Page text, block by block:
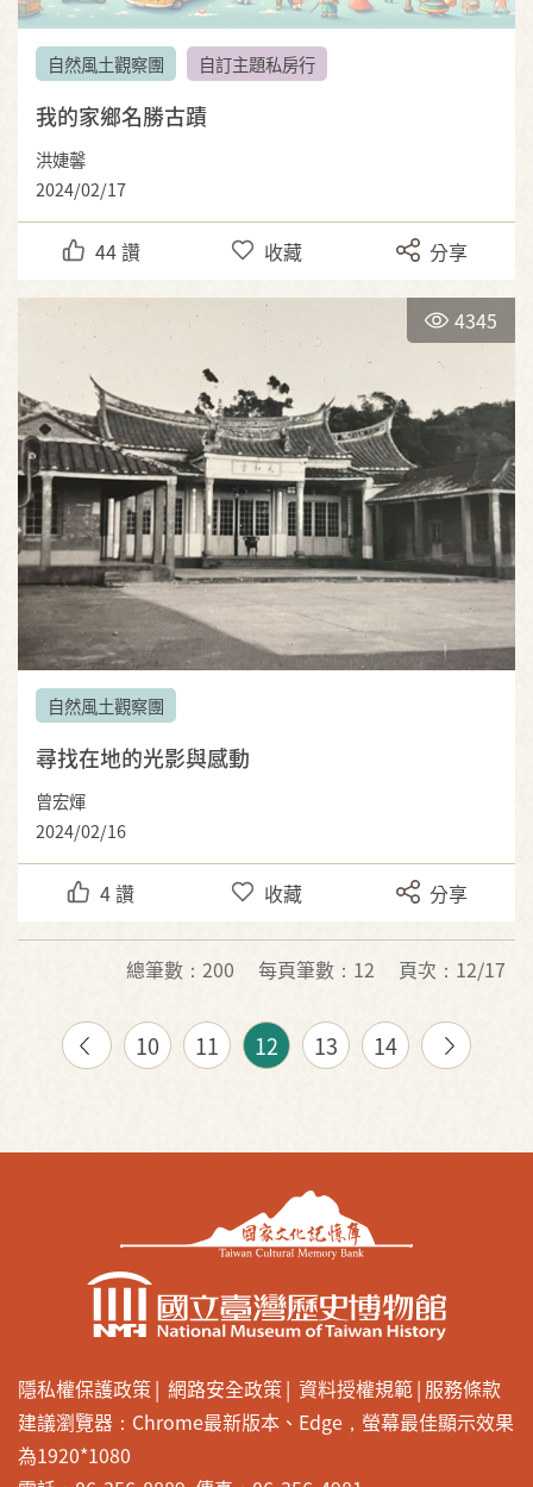
自然風土觀察團 自訂主題私房行
我的家鄉名勝古蹟
洪婕馨
2024/02/17
44讚 收藏 分享
4345
自然風土觀察團
尋找在地的光影與感動
曾宏煇
2024/02/16
4讚 收藏 分享
總筆數：200 每頁筆數：12 頁次：12/17
10 11 12 13 14
隱私權保護政策 網路安全政策 資料授權規範 服務條款
建議瀏覽器：Chrome最新版本、Edge，螢幕最佳顯示效果
為1920*1080